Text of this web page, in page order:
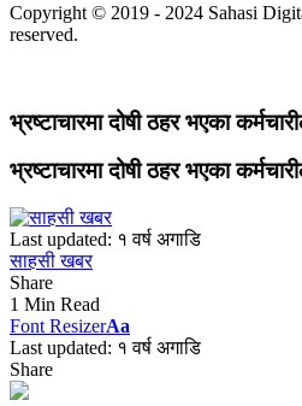
Copyright © 2019 - 2024 Sahasi
reserved.
भ्रष्टाचारमा दोषी ठहर भएका
भ्रष्टाचारमा दोषी ठहर भएका
Last updated: १ वर्ष अगाडि
साहसी खबर
Share
1 Min Read
Font ResizerAa
Last updated: १ वर्ष अगाडि
Share